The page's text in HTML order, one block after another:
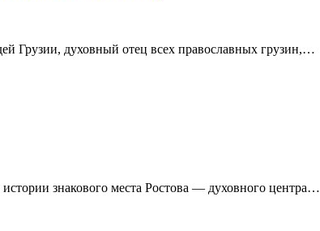
Грузии, духовный отец всех православных грузин,…
знакового места Ростова — духовного центра…